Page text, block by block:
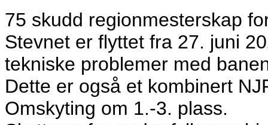
75 skudd regionmesterskap
Stevnet er flyttet fra 27. juni
tekniske problemer med
Dette er også et kombinert
Omskyting om 1.-3. plass.